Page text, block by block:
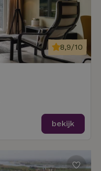
8,9/10
bekijk